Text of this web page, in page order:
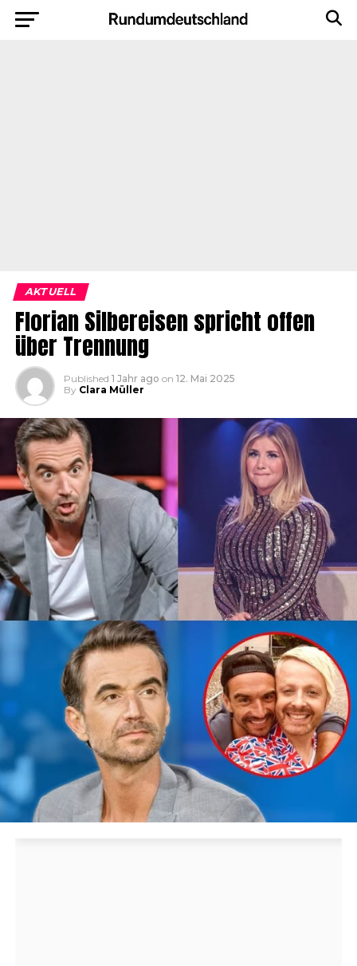
AKTUELL
Florian Silbereisen spricht offen
über Trennung
Published 1 Jahr ago on 12. Mai 2025
By Clara Müller